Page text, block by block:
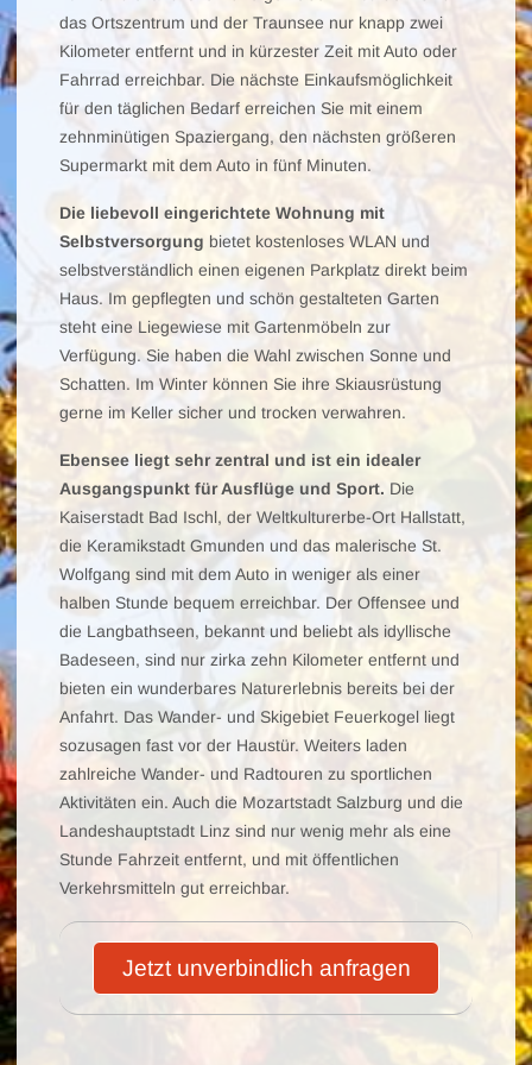
das Ortszentrum und der Traunsee nur knapp zwei
Kilometer entfernt und in kürzester Zeit mit Auto oder
Fahrrad erreichbar. Die nächste Einkaufsmöglichkeit
für den täglichen Bedarf erreichen Sie mit einem
zehnminütigen Spaziergang, den nächsten größeren
Supermarkt mit dem Auto in fünf Minuten.
Die liebevoll eingerichtete Wohnung mit
Selbstversorgung bietet kostenloses WLAN und
selbstverständlich einen eigenen Parkplatz direkt beim
Haus. Im gepflegten und schön gestalteten Garten
steht eine Liegewiese mit Gartenmöbeln zur
Verfügung. Sie haben die Wahl zwischen Sonne und
Schatten. Im Winter können Sie ihre Skiausrüstung
gerne im Keller sicher und trocken verwahren.
Ebensee liegt sehr zentral und ist ein idealer
Ausgangspunkt für Ausflüge und Sport. Die
Kaiserstadt Bad Ischl, der Weltkulturerbe-Ort Hallstatt,
die Keramikstadt Gmunden und das malerische St.
Wolfgang sind mit dem Auto in weniger als einer
halben Stunde bequem erreichbar. Der Offensee und
die Langbathseen, bekannt und beliebt als idyllische
Badeseen, sind nur zirka zehn Kilometer entfernt und
bieten ein wunderbares Naturerlebnis bereits bei der
Anfahrt. Das Wander- und Skigebiet Feuerkogel liegt
sozusagen fast vor der Haustür. Weiters laden
zahlreiche Wander- und Radtouren zu sportlichen
Aktivitäten ein. Auch die Mozartstadt Salzburg und die
Landeshauptstadt Linz sind nur wenig mehr als eine
Stunde Fahrzeit entfernt, und mit öffentlichen
Verkehrsmitteln gut erreichbar.
Jetzt unverbindlich anfragen